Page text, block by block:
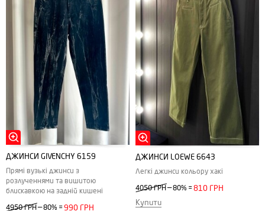
ДЖИНСИ GIVENCHY 6159
Прямі вузькі джинси з
розлученнями та вишитою
блискавкою на задній кишені
4950 ГРН—80% =990 ГРН
ДЖИНСИ LOEWE 6643
Легкі джинси кольору хакі
4050 ГРН—80% =810 ГРН
Купити